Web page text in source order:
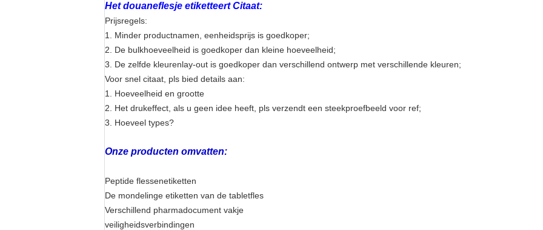
Het douaneflesje etiketteert Citaat:
Prijsregels:
1. Minder productnamen, eenheidsprijs is goedkoper;
2. De bulkhoeveelheid is goedkoper dan kleine hoeveelheid;
3. De zelfde kleurenlay-out is goedkoper dan verschillend ontwerp met verschillende kleuren;
Voor snel citaat, pls bied details aan:
1. Hoeveelheid en grootte
2. Het drukeffect, als u geen idee heeft, pls verzendt een steekproefbeeld voor ref;
3. Hoeveel types?
Onze producten omvatten:
Peptide flessenetiketten
De mondelinge etiketten van de tabletfles
Verschillend pharmadocument vakje
veiligheidsverbindingen